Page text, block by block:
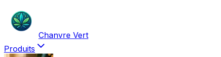
Chanvre Vert
Produits